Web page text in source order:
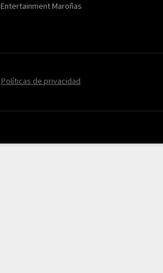
Entertainment Maroñas
Políticas de privacidad